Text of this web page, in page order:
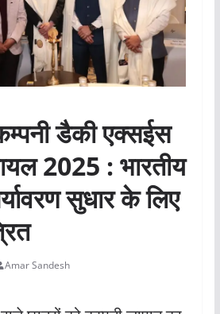
डैकी एक्सईस
2025 : भारतीय
सुधार के लिए
Amar Sandesh